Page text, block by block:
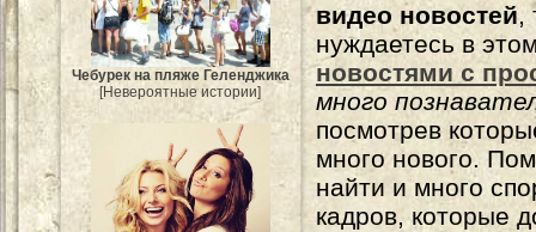
Чебурек на пляже Геленджика
[Невероятные истории]
видео новостей,
нуждаетесь в
новостями с
много
посмотрев
много нового.
найти и много
кадров, которые